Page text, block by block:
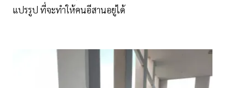
แปรรูป ที่จะทำให้คนอีสานอยู่ได้